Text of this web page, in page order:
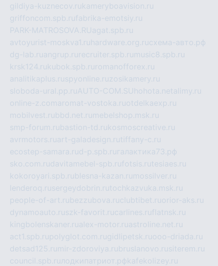
gildiya-kuznecov.rukameryboavision.ru
griffoncom.spb.rufabrika-emotsiy.ru
PARK-MATROSOVA.RUagat.spb.ru
avtoyurist-moskva1.ru hardware.org.ruсхема-авто.рф
dg-lab.ruangrup.ru recruiter.spb.ru music8.spb.ru
krsk124.rukubok.spb.ru romanofforex.ru
analitikaplus.ruspyonline.ruzosikamery.ru
sloboda-ural.pp.ruAUTO-COM.SU hohota.net alimy.ru
online-z.comaromat-vostoka.ruotdelkaexp.ru
mobilvest.rubbd.net.ru mebelshop.msk.ru
smp-forum.rubastion-td.rukosmoscreative.ru
avrmotors.ruart-galadesign.rutiffany-c.ru
ecostep-samara.rud-p.spb.ru галактика73.рф
sko.com.rudavitamebel-spb.rufotsis.rutesiaes.ru
kokoroyari.spb.rublesna-kazan.ru mossilver.ru
lenderoq.rusergeydobrin.rutochkazvuka.msk.ru
people-of-art.rubezzubova.ruclubtibet.ruorior-aks.ru
dynamoauto.ruszk-favorit.rucarlines.ruflatnsk.ru
kingbolenskaner.rualex-motor.ruastroline.net.ru
act1.spb.rupolyglot.com.rugidlipetsk.ruooo-driada.ru
detsad125.ru mir-zdoroviya.rubruslanovo.rusiterem.ru
council.spb.ruлодкипатриот.рфkafekolizey.ru